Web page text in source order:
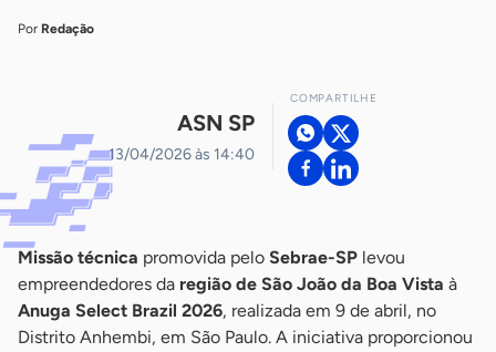
Por Redação
ASN SP
13/04/2026 às 14:40
COMPARTILHE
Missão técnica promovida pelo Sebrae-SP levou
empreendedores da região de São João da Boa Vista à
Anuga Select Brazil 2026, realizada em 9 de abril, no
Distrito Anhembi, em São Paulo. A iniciativa proporcionou